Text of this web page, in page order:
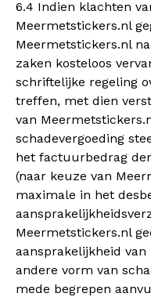
6.4 Indien klachten
Meermetstickers.nl
Meermetstickers.nl
zaken kosteloos
schriftelijke regeling
treffen, met dien
van
schadevergoeding
het factuurbedrag
(naar keuze van
maximale in het
Meermetstickers.nl
aansprakelijkheid
andere vorm van
mede begrepen